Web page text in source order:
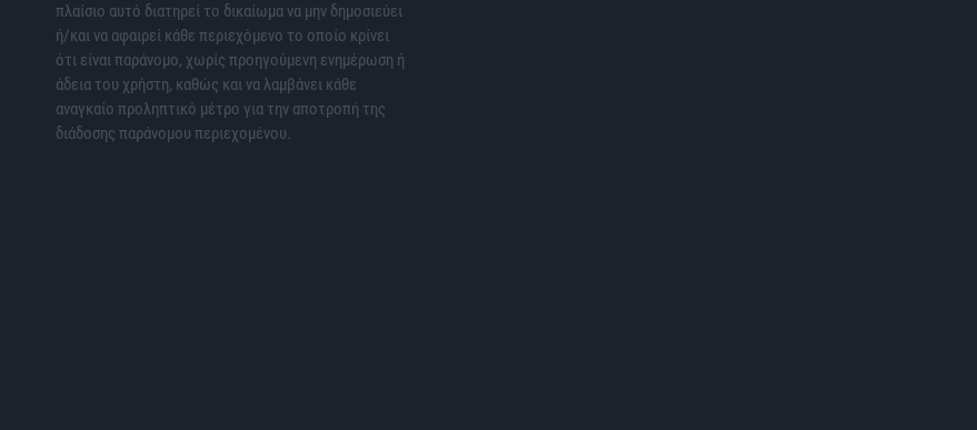
πλαίσιο αυτό διατηρεί το δικαίωμα να μην δημοσιεύει
ή/και να αφαιρεί κάθε περιεχόμενο το οποίο κρίνει
ότι είναι παράνομο, χωρίς προηγούμενη ενημέρωση ή
άδεια του χρήστη, καθώς και να λαμβάνει κάθε
αναγκαίο προληπτικό μέτρο για την αποτροπή της
διάδοσης παράνομου περιεχομένου.